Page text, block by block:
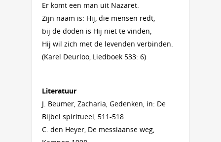
Er komt een man uit Nazaret.
Zijn naam is: Hij, die mensen redt,
bij de doden is Hij niet te vinden,
Hij wil zich met de levenden verbinden.
(Karel Deurloo, Liedboek 533: 6)
Literatuur
J. Beumer, Zacharia, Gedenken, in: De
Bijbel spiritueel, 511-518
C. den Heyer, De messiaanse weg,